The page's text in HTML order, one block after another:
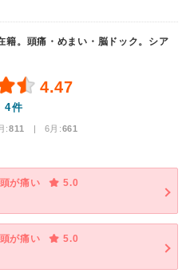
籍。頭痛・めまい・脳ドック。シア
4.47
4件
:811 | 6月:661
頭が痛い
5.0
頭が痛い
5.0